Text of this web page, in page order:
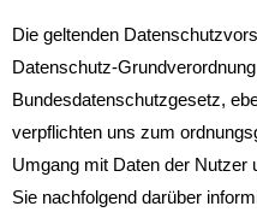
Die geltenden
Datenschutz-
Bundesdatenschutzgesetz,
verpflichten uns zum
Umgang mit Daten der Nutzer
Sie nachfolgend darüber